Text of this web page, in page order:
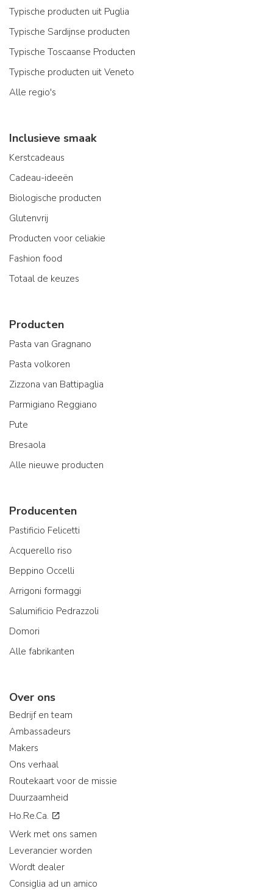
Typische producten uit Puglia
Typische Sardijnse producten
Typische Toscaanse Producten
Typische producten uit Veneto
Alle regio's
Inclusieve smaak
Kerstcadeaus
Cadeau-ideeën
Biologische producten
Glutenvrij
Producten voor celiakie
Fashion food
Totaal de keuzes
Producten
Pasta van Gragnano
Pasta volkoren
Zizzona van Battipaglia
Parmigiano Reggiano
Pute
Bresaola
Alle nieuwe producten
Producenten
Pastificio Felicetti
Acquerello riso
Beppino Occelli
Arrigoni formaggi
Salumificio Pedrazzoli
Domori
Alle fabrikanten
Over ons
Bedrijf en team
Ambassadeurs
Makers
Ons verhaal
Routekaart voor de missie
Duurzaamheid
Ho.Re.Ca.
Werk met ons samen
Leverancier worden
Wordt dealer
Consiglia ad un amico